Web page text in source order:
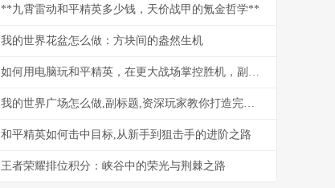
**九霄雷动和平精英多少钱，天价战甲的氪金哲学**
我的世界花盆怎么做：方块间的盎然生机
如何用电脑玩和平精英，在更大战场掌控胜机，副标题，从模拟器选择到实战精进的完全指南
我的世界广场怎么做,副标题,资深玩家教你打造完美公共空间
和平精英如何击中目标,从新手到狙击手的进阶之路
王者荣耀排位积分：峡谷中的荣光与荆棘之路